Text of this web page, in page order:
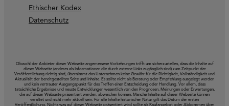
Ethischer Kodex
Datenschutz
Obwohl der Anbieter dieser Webseite angemessene Vorkehrungen trifft um sicherzustellen, dass die Inhalte auf
dieser Webseite (anderes als Informationen die durch externe Links zugänglich sind) zum Zeitpunkt der
Veröffentlichung richtig sind, übernimmt das Unternehmen keine Gewähr für die Richtigkeit, Vollständigkeit und
Aktualität der bereitgestellten Seite und Inhalte. Es sollte nicht als Beratung oder Empfehlung ausgelegt werden
und kein vertrauter Ausgangspunkt für das Treffen einer Entscheidung oder Handlung. Vor allem, dass
tatsächliche Ergebnisse und neuste Entwicklungen wesentlich von den Prognosen, Meinungen oder Erwartungen,
die auf dieser Webseite präsentiert werden, abweichen können. Manche Inhalte auf dieser Webseite können
veraltet und nicht mehr aktuell sein. Für alle Inhalte historischer Natur gilt das Datum der ersten
Veröffentlichung. Nichts was auf dieser Webseite präsentiert wird sollte als Kaufangebot oder Abkommen über